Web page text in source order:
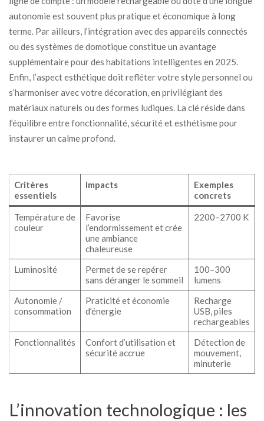
autonomie est souvent plus pratique et économique à long
terme. Par ailleurs, l’intégration avec des appareils connectés
ou des systèmes de domotique constitue un avantage
supplémentaire pour des habitations intelligentes en 2025.
Enfin, l’aspect esthétique doit refléter votre style personnel ou
s’harmoniser avec votre décoration, en privilégiant des
matériaux naturels ou des formes ludiques. La clé réside dans
l’équilibre entre fonctionnalité, sécurité et esthétisme pour
instaurer un calme profond.
Critères
essentiels
Impacts
Exemples
concrets
Température de
couleur
Favorise
l’endormissement et crée
une ambiance
chaleureuse
2200–2700 K
Luminosité
Permet de se repérer
sans déranger le sommeil
100–300
lumens
Autonomie /
consommation
Praticité et économie
d’énergie
Recharge
USB, piles
rechargeables
Fonctionnalités
Confort d’utilisation et
sécurité accrue
Détection de
mouvement,
minuterie
L’innovation technologique : les